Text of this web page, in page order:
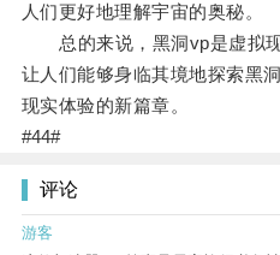
人们更好地理解宇宙的奥秘。
总的来说，黑洞vp是虚拟现
让人们能够身临其境地探索黑
现实体验的新篇章。
#44#
评论
游客